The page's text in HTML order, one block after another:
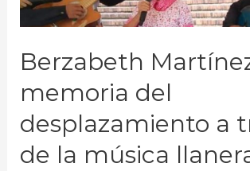
Berzabeth
memoria del
desplazamiento a
de la música